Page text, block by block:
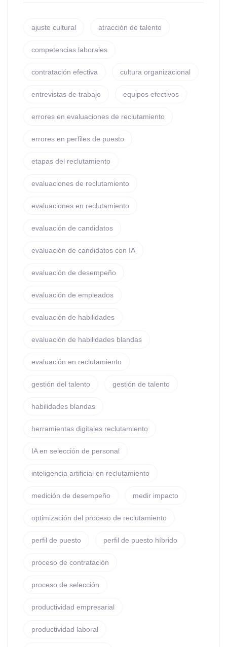
ajuste cultural atracción de talento
competencias laborales
contratación efectiva cultura organizacional
entrevistas de trabajo equipos efectivos
errores en evaluaciones de reclutamiento
errores en perfiles de puesto
etapas del reclutamiento
evaluaciones de reclutamiento
evaluaciones en reclutamiento
evaluación de candidatos
evaluación de candidatos con IA
evaluación de desempeño
evaluación de empleados
evaluación de habilidades
evaluación de habilidades blandas
evaluación en reclutamiento
gestión del talento gestión de talento
habilidades blandas
herramientas digitales reclutamiento
IA en selección de personal
inteligencia artificial en reclutamiento
medición de desempeño medir impacto
optimización del proceso de reclutamiento
perfil de puesto perfil de puesto híbrido
proceso de contratación
proceso de selección
productividad empresarial
productividad laboral